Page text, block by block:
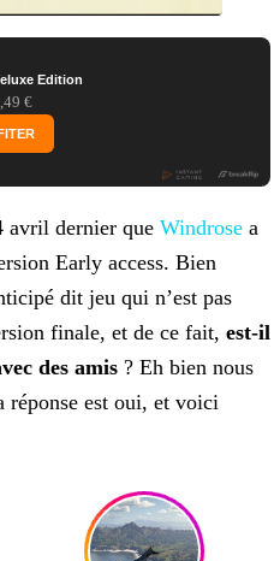
Edition
€
avril dernier que Windrose a
Early access. Bien
dit jeu qui n’est pas
finale, et de ce fait, est-il
des amis ? Eh bien nous
réponse est oui, et voici